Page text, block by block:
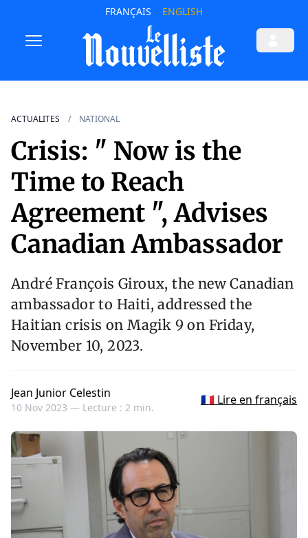
FRANÇAIS ENGLISH
ACTUALITES NATIONAL
Crisis: " Now is the
Time to Reach
Agreement ", Advises
Canadian Ambassador
André François Giroux, the new Canadian
ambassador to Haiti, addressed the
Haitian crisis on Magik 9 on Friday,
November 10, 2023.
Jean Junior Celestin
10 Nov 2023 — Lecture : 2 min.
🇫🇷 Lire en français